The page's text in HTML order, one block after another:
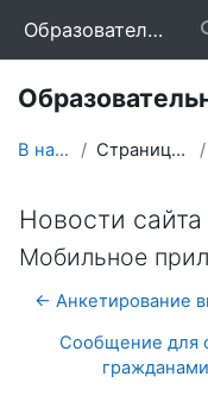
Образовательный портал ДПО ОмГПУ
В начало Страницы сайта
Новости сайта
Мобильное
← Анкетирование
Сообщение для